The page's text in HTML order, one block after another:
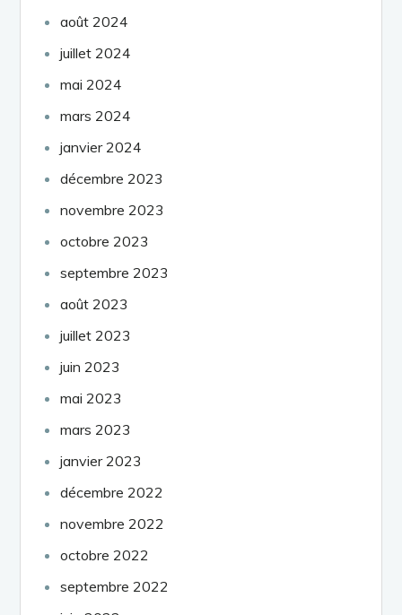
août 2024
juillet 2024
mai 2024
mars 2024
janvier 2024
décembre 2023
novembre 2023
octobre 2023
septembre 2023
août 2023
juillet 2023
juin 2023
mai 2023
mars 2023
janvier 2023
décembre 2022
novembre 2022
octobre 2022
septembre 2022